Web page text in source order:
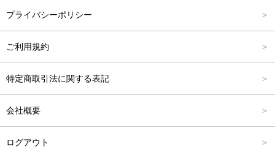
プライバシーポリシー
ご利用規約
特定商取引法に関する表記
会社概要
ログアウト